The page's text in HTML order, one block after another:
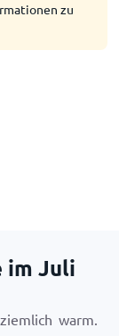
zu
im Juli
warm.